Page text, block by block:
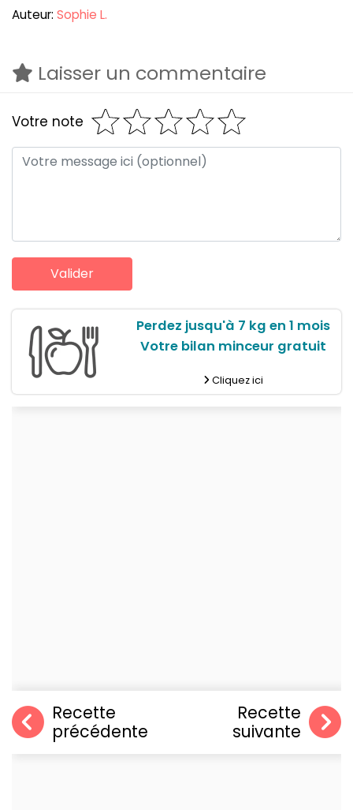
Auteur: Sophie L.
Laisser un commentaire
Votre note
Perdez jusqu'à 7 kg en 1 mois
Votre bilan minceur gratuit
Cliquez ici
Recette
précédente
Recette
suivante